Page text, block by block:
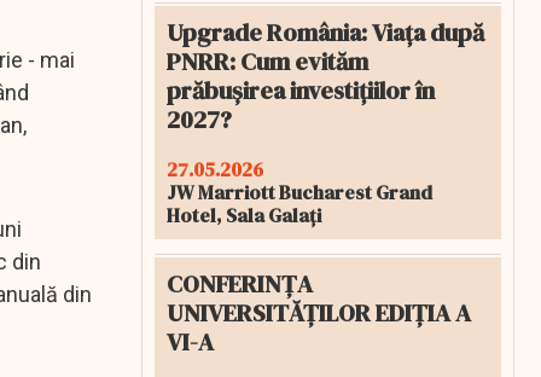
- mai
din
din
Upgrade România: Viața după
PNRR: Cum evităm
prăbușirea investițiilor în
2027?
27.05.2026
JW Marriott Bucharest Grand
Hotel, Sala Galați
CONFERINȚA
UNIVERSITĂȚILOR EDIȚIA A
VI-A